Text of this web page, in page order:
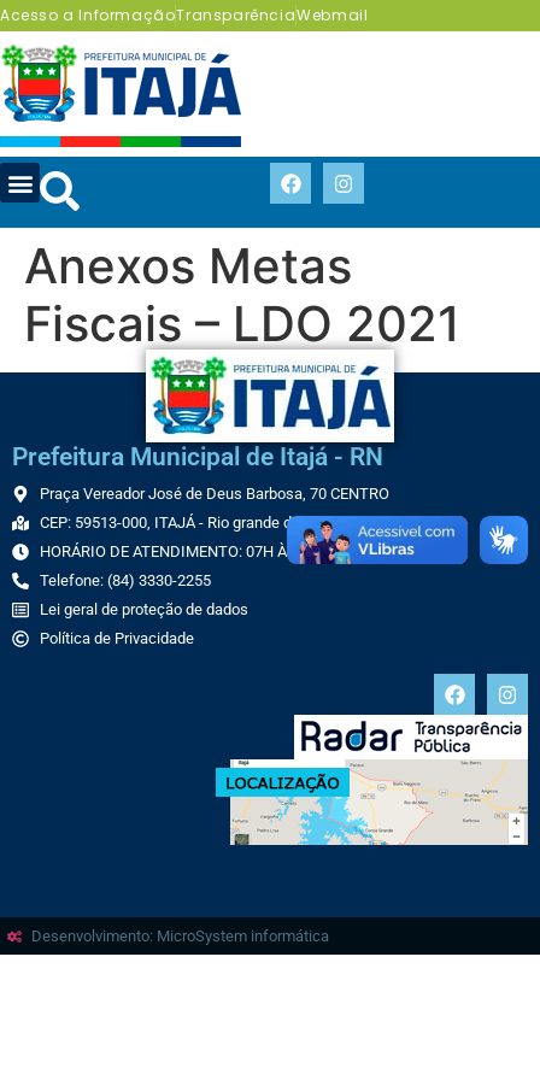
Acesso a InformaçãoTransparênciaWebmail
Anexos Metas
Fiscais – LDO 2021
Prefeitura Municipal de Itajá - RN
Praça Vereador José de Deus Barbosa, 70 CENTRO
CEP: 59513-000, ITAJÁ - Rio grande do Norte
HORÁRIO DE ATENDIMENTO: 07H ÀS 13H
Telefone: (84) 3330-2255
Lei geral de proteção de dados
Política de Privacidade
Desenvolvimento: MicroSystem informática